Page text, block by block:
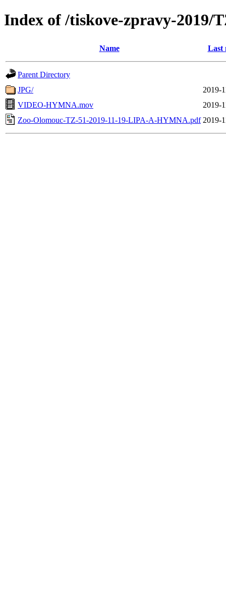
Index of /tiskove-zpravy-2019/
Name Last
Parent Directory
JPG/
2019-
VIDEO-HYMNA.mov
2019-
Zoo-Olomouc-TZ-51-2019-11-19-LIPA-A-HYMNA.pdf 2019-